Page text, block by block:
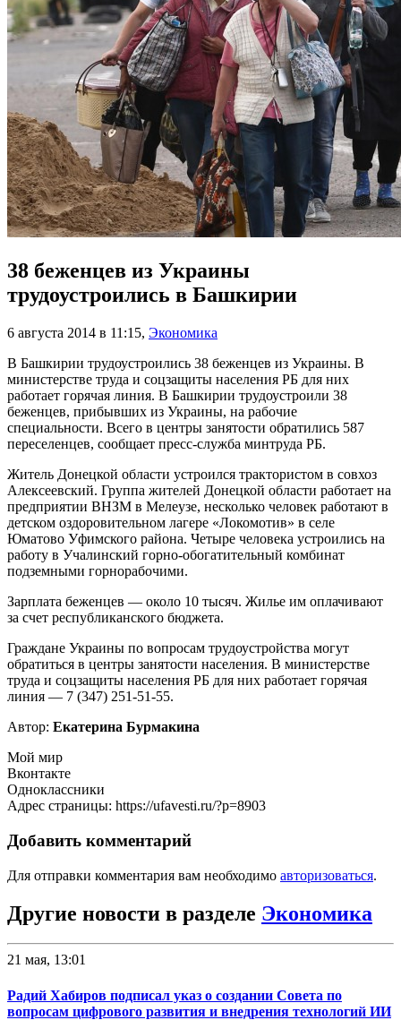
38 беженцев из Украины
трудоустроились в Башкирии
6 августа 2014 в 11:15, Экономика
В Башкирии трудоустроились 38 беженцев из Украины. В
министерстве труда и соцзащиты населения РБ для них
работает горячая линия. В Башкирии трудоустроили 38
беженцев, прибывших из Украины, на рабочие
специальности. Всего в центры занятости обратились 587
переселенцев, сообщает пресс-служба минтруда РБ.
Житель Донецкой области устроился трактористом в совхоз
Алексеевский. Группа жителей Донецкой области работает на
предприятии ВНЗМ в Мелеузе, несколько человек работают в
детском оздоровительном лагере «Локомотив» в селе
Юматово Уфимского района. Четыре человека устроились на
работу в Учалинский горно-обогатительный комбинат
подземными горнорабочими.
Зарплата беженцев — около 10 тысяч. Жилье им оплачивают
за счет республиканского бюджета.
Граждане Украины по вопросам трудоустройства могут
обратиться в центры занятости населения. В министерстве
труда и соцзащиты населения РБ для них работает горячая
линия — 7 (347) 251-51-55.
Автор: Екатерина Бурмакина
Мой мир
Вконтакте
Одноклассники
Адрес страницы: https://ufavesti.ru/?p=8903
Добавить комментарий
Для отправки комментария вам необходимо авторизоваться.
Другие новости в разделе Экономика
21 мая, 13:01
Радий Хабиров подписал указ о создании Совета по
вопросам цифрового развития и внедрения технологий ИИ